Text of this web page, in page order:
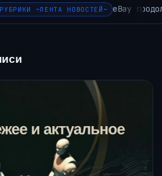
~ЛЕНТА НОВОСТЕЙ~ eBay